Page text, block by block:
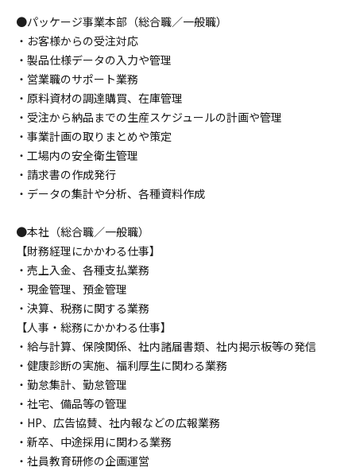
●パッケージ事業本部（総合職／一般職）
・お客様からの受注対応
・製品仕様データの入力や管理
・営業職のサポート業務
・原料資材の調達購買、在庫管理
・受注から納品までの生産スケジュールの計画や管理
・事業計画の取りまとめや策定
・工場内の安全衛生管理
・請求書の作成発行
・データの集計や分析、各種資料作成
●本社（総合職／一般職）
【財務経理にかかわる仕事】
・売上入金、各種支払業務
・現金管理、預金管理
・決算、税務に関する業務
【人事・総務にかかわる仕事】
・給与計算、保険関係、社内諸届書類、社内掲示板等の発信
・健康診断の実施、福利厚生に関わる業務
・勤怠集計、勤怠管理
・社宅、備品等の管理
・HP、広告協賛、社内報などの広報業務
・新卒、中途採用に関わる業務
・社員教育研修の企画運営